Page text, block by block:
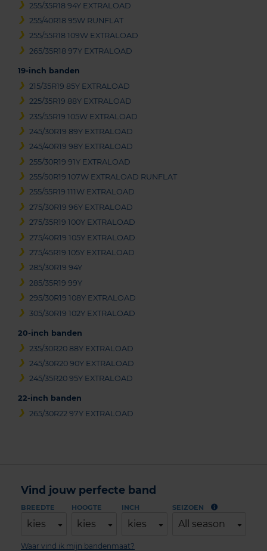
255/35R18 94Y EXTRALOAD
255/40R18 95W RUNFLAT
255/55R18 109W EXTRALOAD
265/35R18 97Y EXTRALOAD
19-inch banden
215/35R19 85Y EXTRALOAD
225/35R19 88Y EXTRALOAD
235/55R19 105W EXTRALOAD
245/30R19 89Y EXTRALOAD
245/40R19 98Y EXTRALOAD
255/30R19 91Y EXTRALOAD
255/50R19 107W EXTRALOAD RUNFLAT
255/55R19 111W EXTRALOAD
275/30R19 96Y EXTRALOAD
275/35R19 100Y EXTRALOAD
275/40R19 105Y EXTRALOAD
275/45R19 105Y EXTRALOAD
285/30R19 94Y
285/35R19 99Y
295/30R19 108Y EXTRALOAD
305/30R19 102Y EXTRALOAD
20-inch banden
235/30R20 88Y EXTRALOAD
245/30R20 90Y EXTRALOAD
245/35R20 95Y EXTRALOAD
22-inch banden
265/30R22 97Y EXTRALOAD
Vind jouw perfecte band
BREEDTE
kies
HOOGTE
kies
INCH
kies
SEIZOEN
All season
Waar vind ik mijn bandenmaat?